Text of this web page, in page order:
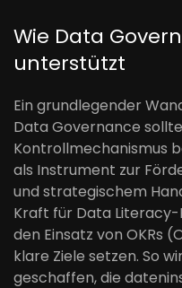
Wie Data
unterstützt
Ein grundlegender
Data Governance
Kontrollmechanismus
als Instrument zur
und strategischem
Kraft für Data
den Einsatz von OKRs
klare Ziele setzen. So
geschaffen, die